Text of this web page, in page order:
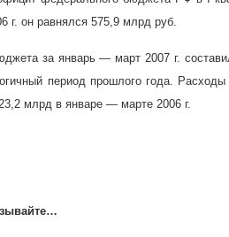
г. он равнялся 575,9 млрд руб.
за январь — март 2007 г.
период прошлого года.
млрд в январе — марте 2006 г.